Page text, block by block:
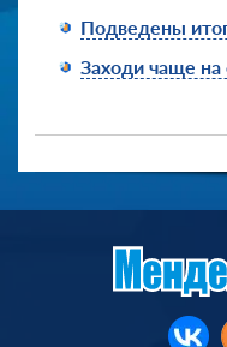
Подведены
Заходи чаще на